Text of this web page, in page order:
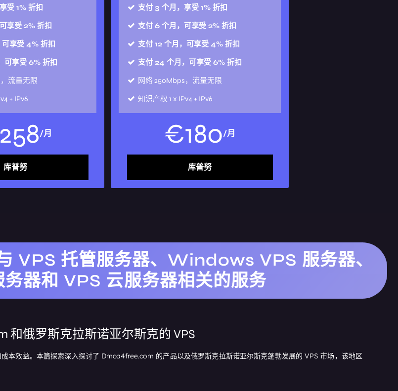
受 1% 折扣
享受 2% 折扣
可享受 4% 折扣
可享受 6% 折扣
流量无限
+ IPv6
258/月
库普努
支付 3 个月，享受 1% 折扣
支付 6 个月，可享受 2% 折扣
支付 12 个月，可享受 4% 折扣
支付 24 个月，可享受 6% 折扣
网络250Mbps，流量无限
知识产权1 x IPv4 + IPv6
€180/月
库普努
VPS 托管服务器、Windows VPS 服务器、
器和 VPS 云服务器相关的服务
和俄罗斯克拉斯诺亚尔斯克的 VPS
本效益。本篇探索深入探讨了 Dmca4free.com 的产品以及俄罗斯克拉斯诺亚尔斯克蓬勃发展的 VPS 市场，该地区